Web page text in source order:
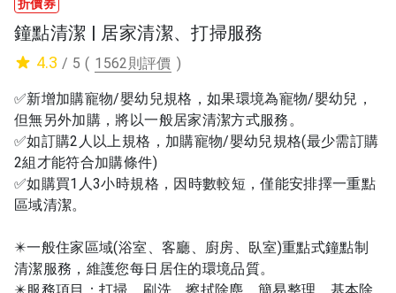
折價券
鐘點清潔 | 居家清潔、打掃服務
4.3 / 5 ( 1562則評價 )
✅新增加購寵物/嬰幼兒規格，如果環境為寵物/嬰幼兒，
但無另外加購，將以一般居家清潔方式服務。
✅如訂購2人以上規格，加購寵物/嬰幼兒規格(最少需訂購
2組才能符合加購條件)
✅如購買1人3小時規格，因時數較短，僅能安排擇一重點
區域清潔。
✴️一般住家區域(浴室、客廳、廚房、臥室)重點式鐘點制
清潔服務，維護您每日居住的環境品質。
✴️服務項目：打掃、刷洗、擦拭除塵、簡易整理、基本除